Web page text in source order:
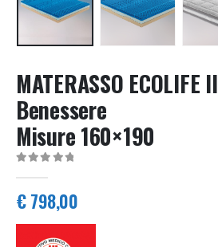
MATERASSO ECOLIFE Il
Benessere
Misure 160×190
€798,00